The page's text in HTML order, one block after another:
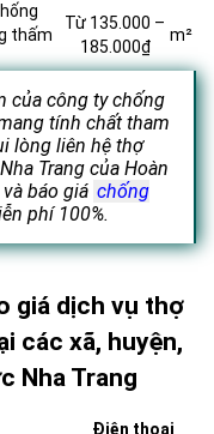
thấm
Từ 135.000 –
185.000₫
m²
của công ty chống
tính chất tham
lòng liên hệ thợ
Trang của Hoàn
báo giá chống
phí 100%.
giá dịch vụ thợ
các xã, huyện,
Nha Trang
Điện thoại